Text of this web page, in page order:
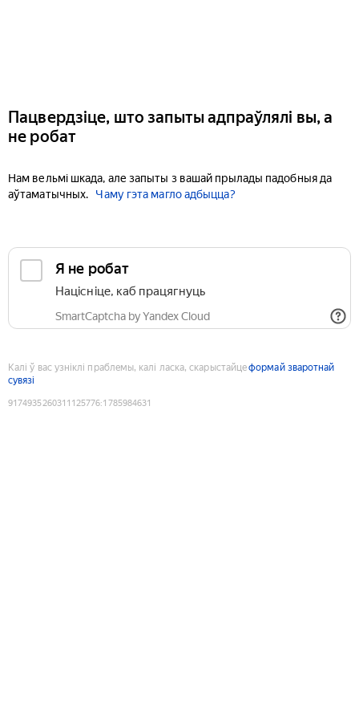
Пацвердзіце, што запыты адпраўлялі вы, а
не робат
Нам вельмі шкада, але запыты з вашай прылады падобныя да
аўтаматычных.
Чаму гэта магло адбыцца?
Я не робат
Націсніце, каб працягнуць
SmartCaptcha by Yandex Cloud
Калі ў вас узніклі праблемы, калі ласка, скарыстайцеформай зваротнай
сувязі
9174935260311125776:1785984631